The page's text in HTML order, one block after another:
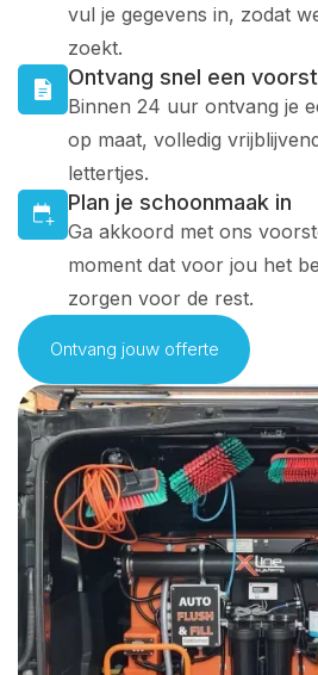
vul je gegevens in, zodat
zoekt.
Ontvang snel een
Binnen 24 uur ontvang je
op maat, volledig
lettertjes.
Plan je schoonmaak in
Ga akkoord met ons
moment dat voor jou het
zorgen voor de rest.
Ontvang jouw offerte